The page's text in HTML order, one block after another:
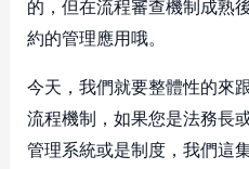
的，但在流程審查機制成熟
約的管理應用哦。
今天，我們就要整體性的來
流程機制，如果您是法務長
管理系統或是制度，我們這